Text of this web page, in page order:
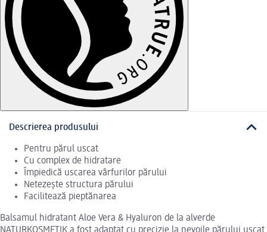
Descrierea produsului
Pentru părul uscat
Cu complex de hidratare
Împiedică uscarea vârfurilor părului
Netezește structura părului
Facilitează pieptănarea
Balsamul hidratant Aloe Vera & Hyaluron de la alverde
NATURKOSMETIK a fost adaptat cu precizie la nevoile părului uscat